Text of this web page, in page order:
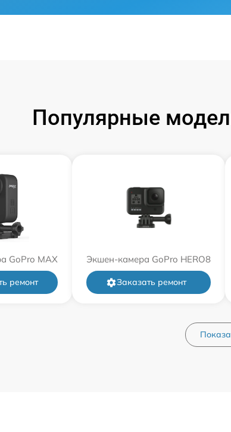
Популярные
GoPro MAX
ремонт
Экшен-камера GoPro HERO8
Заказать ремонт